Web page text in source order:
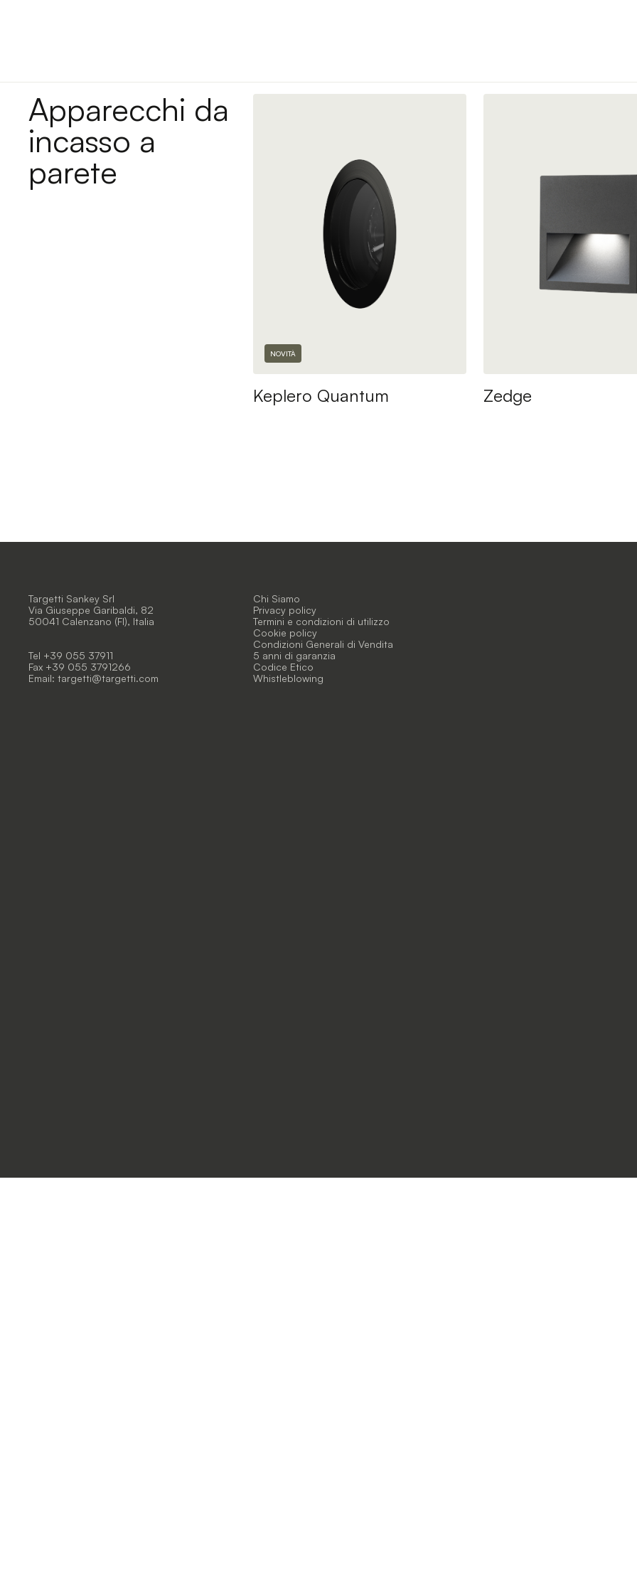
Apparecchi da
incasso a
parete
NOVITÀ
Keplero Quantum Zedge
Targetti Sankey Srl
Via Giuseppe Garibaldi, 82
50041 Calenzano (FI), Italia
Tel +39 055 37911
Fax +39 055 3791266
Email: targetti@targetti.com
Chi Siamo
Privacy policy
Termini e condizioni di utilizzo
Cookie policy
Condizioni Generali di Vendita
5 anni di garanzia
Codice Etico
Whistleblowing